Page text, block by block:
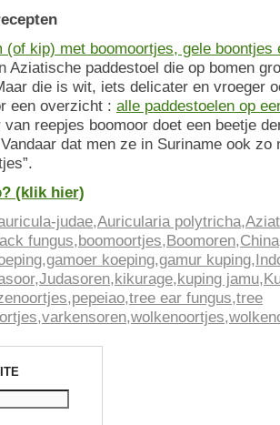
(of kip) met boomoortjes, gele boontjes
Aziatische paddestoel die op bomen
die is wit, iets delicater en vroeger
een overzicht : alle paddestoelen op
reepjes boomoor doet een beetje
dat men ze in Suriname ook zo
(klik hier)
judae,Auricularia polytricha,
fungus,boomoortjes,Boomoren,China
,gamoer koeping,gamur kuping,
,Judasoren,kikurage,kuping jamu,
,pepeiao,tree ear fungus,tree
,varkensoren,wolkenoortjes,